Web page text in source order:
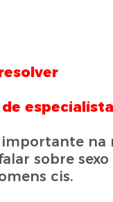
na
sobre
cis.